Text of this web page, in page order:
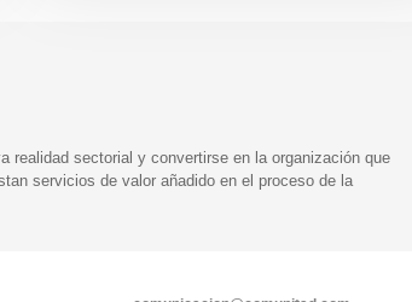
realidad sectorial y convertirse en la organización que
servicios de valor añadido en el proceso de la